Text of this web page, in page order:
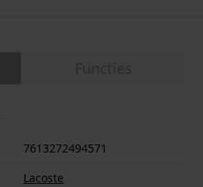
7613272494571
Lacoste